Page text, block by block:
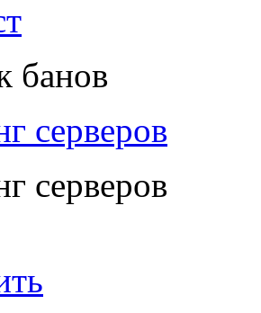
банов
серверов
серверов